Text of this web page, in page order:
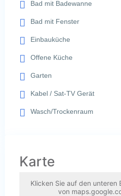
Bad mit Badewanne
Bad mit Fenster
Einbauküche
Offene Küche
Garten
Kabel / Sat-TV Gerät
Wasch/Trockenraum
Karte
Klicken Sie auf den unteren
von